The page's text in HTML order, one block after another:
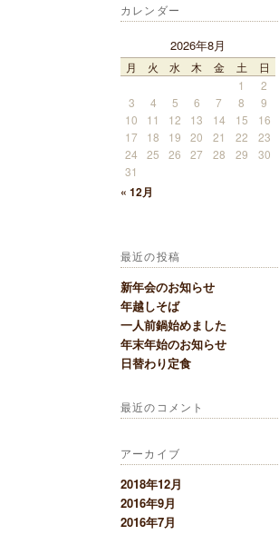
カレンダー
2026年8月
月 火 水 木 金 土
日
1
2
3
4 5 6 7 8
9
10
11 12 13 14 15
16
17
18 19 20 21 22
23
24
25 26 27 28 29
30
31
« 12月
最近の投稿
新年会のお知らせ
年越しそば
一人前鍋始めました
年末年始のお知らせ
日替わり定食
最近のコメント
アーカイブ
2018年12月
2016年9月
2016年7月